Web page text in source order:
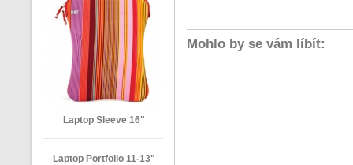
Mohlo by se vám líbít:
Laptop Sleeve 16"
Laptop Portfolio 11-13"